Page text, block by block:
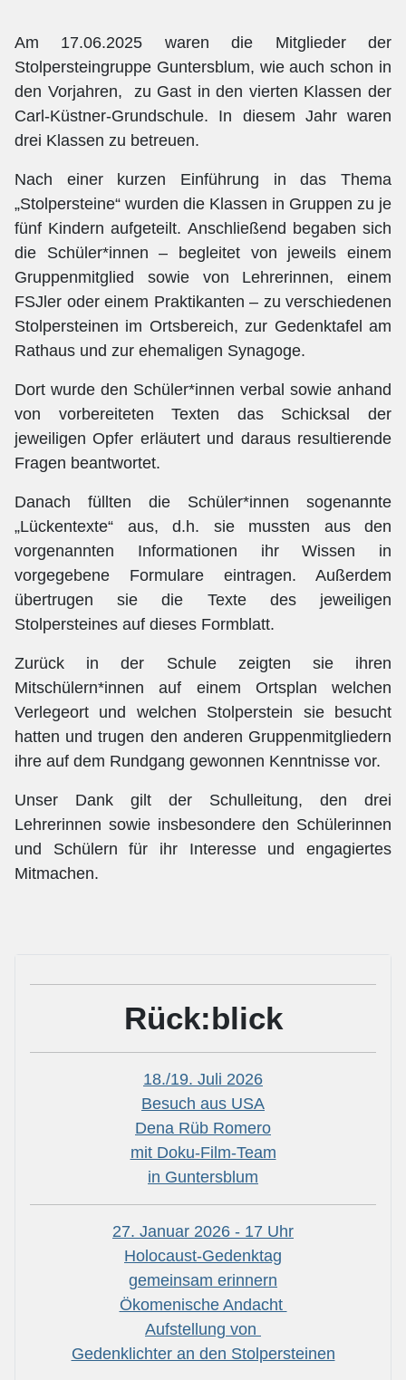
Am 17.06.2025 waren die Mitglieder der
Stolpersteingruppe Guntersblum, wie auch schon in
den Vorjahren,
zu Gast in den vierten Klassen der
Carl-Küstner-Grundschule. In diesem Jahr waren
drei Klassen zu betreuen.
Nach einer kurzen Einführung in das Thema
„Stolpersteine“ wurden die Klassen in Gruppen zu je
fünf Kindern aufgeteilt. Anschließend begaben sich
die Schüler*innen – begleitet von jeweils einem
Gruppenmitglied sowie von Lehrerinnen, einem
FSJler oder einem Praktikanten – zu verschiedenen
Stolpersteinen im Ortsbereich, zur Gedenktafel am
Rathaus und zur ehemaligen Synagoge.
Dort wurde den Schüler*innen verbal sowie anhand
von vorbereiteten Texten das Schicksal der
jeweiligen Opfer erläutert und daraus resultierende
Fragen beantwortet.
Danach füllten die Schüler*innen sogenannte
„Lückentexte“ aus, d.h. sie mussten aus den
vorgenannten Informationen ihr Wissen in
vorgegebene Formulare eintragen. Außerdem
übertrugen sie die Texte des jeweiligen
Stolpersteines auf dieses Formblatt.
Zurück in der Schule zeigten sie ihren
Mitschülern*innen auf einem Ortsplan welchen
Verlegeort und welchen Stolperstein sie besucht
hatten und trugen den anderen Gruppenmitgliedern
ihre auf dem Rundgang gewonnen Kenntnisse vor.
Unser Dank gilt der Schulleitung, den drei
Lehrerinnen sowie insbesondere den Schülerinnen
und Schülern für ihr Interesse und engagiertes
Mitmachen.
Rück:blick
18./19. Juli 2026
Besuch aus USA
Dena Rüb Romero
mit Doku-Film-Team
in Guntersblum
27. Januar 2026 - 17 Uhr
Holocaust-Gedenktag
gemeinsam erinnern
Ökomenische Andacht
Aufstellung von
Gedenklichter an den Stolpersteinen